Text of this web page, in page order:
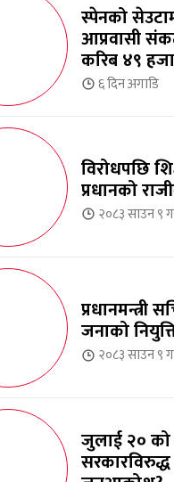
स्पेनको
आप्रवासी
करिब ४९
६ दिनअगाडि
विरोधपछि
प्रधानको
२०८३ साउन ९
प्रधानमन्त्री
जनाको
२०८३ साउन ९
जुलाई २० को
सरकारविरुद्ध